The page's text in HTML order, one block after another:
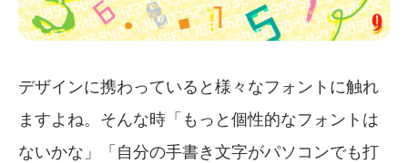
デザインに携わっていると様々なフォントに触れ
ますよね。そんな時「もっと個性的なフォントは
ないかな」「自分の手書き文字がパソコンでも打